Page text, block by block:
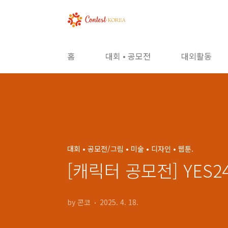
홈 대회 • 공모전 대외활동
대회 • 공모전/그림 • 미술 • 디자인 • 웹툰.
[캐릭터 공모전]
by 콘코 2025. 4. 18.